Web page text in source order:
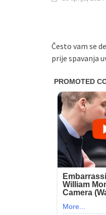
Često vam se
prije spavanja